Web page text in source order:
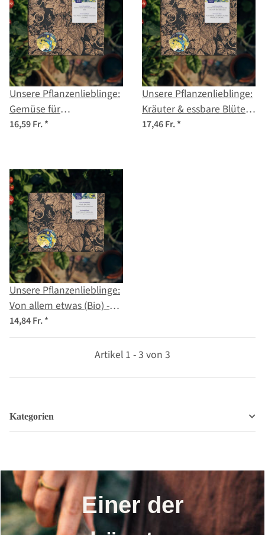
Unsere Pflanzenlieblinge:
Gemüse für
Stadtgärtner*innen (Bio) -
16,59 Fr.*
Unsere Pflanzenlieblinge:
Kräuter & essbare Blüten
für Stadtgärtner*innen
17,46 Fr.*
Unsere Pflanzenlieblinge:
Von allem etwas (Bio) -
Samen-Geschenkset
14,84 Fr.*
Artikel 1 - 3 von 3
Kategorien
Einer der